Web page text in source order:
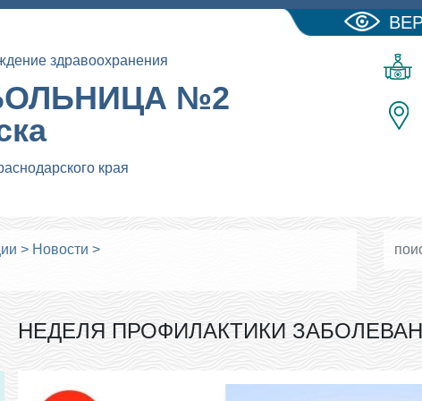
здравоохранения
№2
края
> Новости >
НЕДЕЛЯ ПРОФИЛАКТИКИ